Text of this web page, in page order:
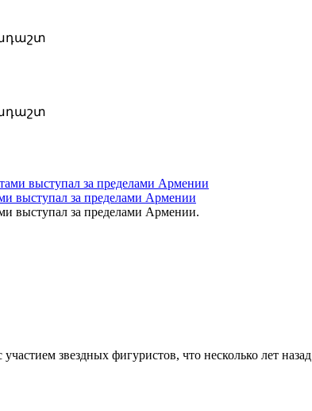
выступал за пределами Армении
выступал за пределами Армении.
звездных фигуристов, что несколько лет